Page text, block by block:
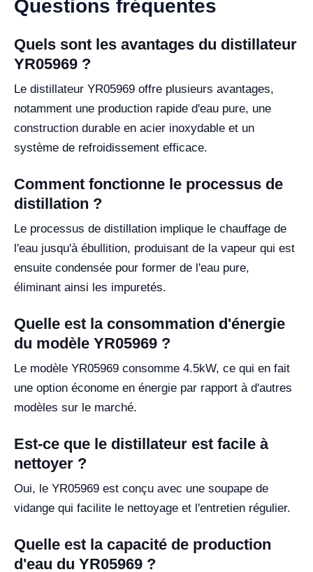
Questions fréquentes
Quels sont les avantages du distillateur
YR05969 ?
Le distillateur YR05969 offre plusieurs avantages,
notamment une production rapide d'eau pure, une
construction durable en acier inoxydable et un
système de refroidissement efficace.
Comment fonctionne le processus de
distillation ?
Le processus de distillation implique le chauffage de
l'eau jusqu'à ébullition, produisant de la vapeur qui est
ensuite condensée pour former de l'eau pure,
éliminant ainsi les impuretés.
Quelle est la consommation d'énergie
du modèle YR05969 ?
Le modèle YR05969 consomme 4.5kW, ce qui en fait
une option économe en énergie par rapport à d'autres
modèles sur le marché.
Est-ce que le distillateur est facile à
nettoyer ?
Oui, le YR05969 est conçu avec une soupape de
vidange qui facilite le nettoyage et l'entretien régulier.
Quelle est la capacité de production
d'eau du YR05969 ?